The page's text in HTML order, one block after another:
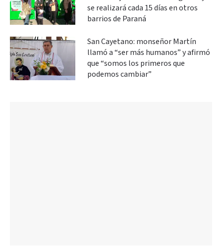
se realizará cada 15 días en otros
barrios de Paraná
San Cayetano: monseñor Martín
llamó a “ser más humanos” y afirmó
que “somos los primeros que
podemos cambiar”